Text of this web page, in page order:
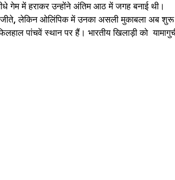
गेम में हराकर उन्होंने अंतिम आठ में जगह बनाई थी।
लेकिन ओलिंपिक में उनका असली मुकाबला अब शुरू
पांचवें स्थान पर हैं। भारतीय खिलाड़ी को